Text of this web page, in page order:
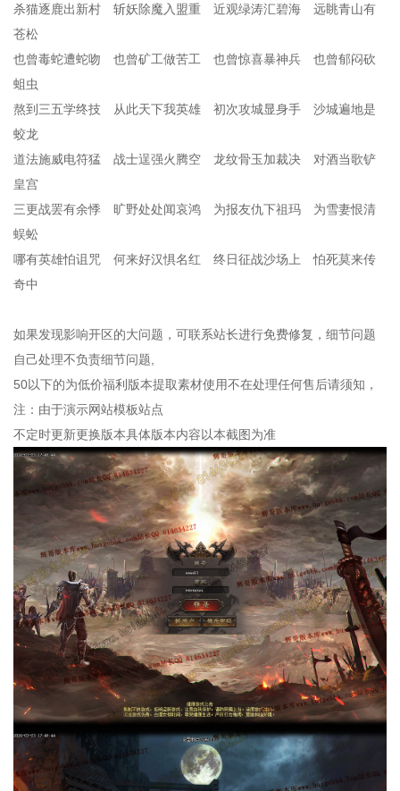
杀猫逐鹿出新村 斩妖除魔入盟重 近观绿涛汇碧海 远眺青山有
苍松
也曾毒蛇遭蛇吻 也曾矿工做苦工 也曾惊喜暴神兵 也曾郁闷砍
蛆虫
熬到三五学终技 从此天下我英雄 初次攻城显身手 沙城遍地是
蛟龙
道法施威电符猛 战士逞强火腾空 龙纹骨玉加裁决 对酒当歌铲
皇宫
三更战罢有余悸 旷野处处闻哀鸿 为报友仇下祖玛 为雪妻恨清
蜈蚣
哪有英雄怕诅咒 何来好汉惧名红 终日征战沙场上 怕死莫来传
奇中
如果发现影响开区的大问题，可联系站长进行免费修复，细节问题
自己处理不负责细节问题,
50以下的为低价福利版本提取素材使用不在处理任何售后请须知，
注：由于演示网站模板站点
不定时更新更换版本具体版本内容以本截图为准